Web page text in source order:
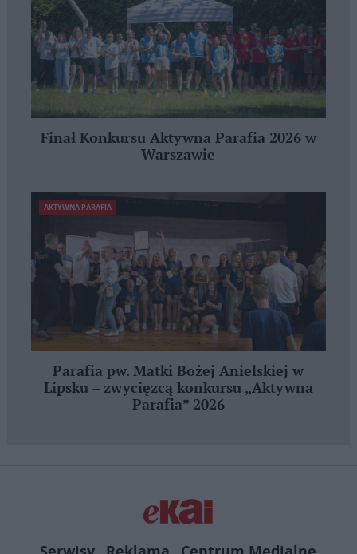
Finał Konkursu Aktywna Parafia 2026 w
Warszawie
AKTYWNA PARAFIA
Parafia pw. Matki Bożej Anielskiej w
Lipsku – zwycięzcą konkursu „Aktywna
Parafia” 2026